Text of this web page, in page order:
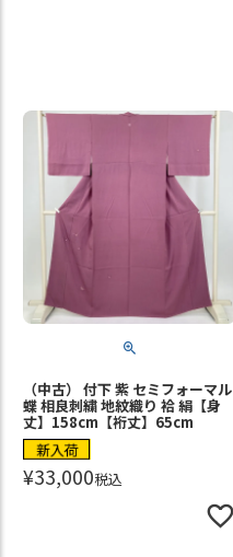
（中古） 付下 紫 セミフォーマル
蝶 相良刺繍 地紋織り 袷 絹【身
丈】158cm【裄丈】65cm
新入荷
¥33,000税込